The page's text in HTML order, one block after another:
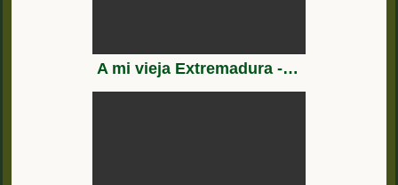
A mi vieja Extremadura - Fotos Antiguas